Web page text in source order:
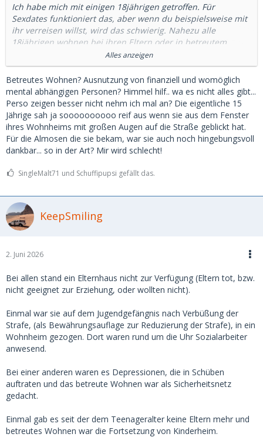
Ich habe mich mit einigen 18jährigen getroffen. Für
Sexdates funktioniert das, aber wenn du beispielsweise mit
ihr verreisen willst, wird das schwierig. Nahezu alle
18jährigen wohnen bei ihren Eltern oder in betreutem
Wohnen. Nur wenige haben Lust ihren Eltern oder dem
Betreuer vom Sugardaddy zu berichten.
Es gibt keine pauschale Regel, aber tendenziell ist eine
Beziehung mit 18jährigen eher schwierig. Auch können sie
kaum den ständigen finanziellen Zufluss rechtfertigen.
Die 18jährige, deren Mutter Sugardating gut findet, die ist
mir noch nicht begegnet.
Ich hatte einige Zeit eine 18jährige gedated.
möglich.
Alles anzeigen
Betreutes Wohnen? Ausnutzung von finanziell und womöglich
mental abhängigen Personen? Himmel hilf.. wa es nicht alles gibt...
Perso zeigen besser nicht nehm ich mal an? Die eigentliche 15
Jährige sah ja soooooooooo reif aus wenn sie aus dem Fenster
ihres Wohnheims mit großen Augen auf die Straße geblickt hat.
Für die Almosen die sie bekam, war sie auch noch hingebungsvoll
dankbar... so in der Art? Mir wird schlecht!
SingleMalt71 und Schuffipupsi gefällt das.
KeepSmiling
2. Juni 2026
Bei allen stand ein Elternhaus nicht zur Verfügung (Eltern tot, bzw.
nicht geeignet zur Erziehung, oder wollten nicht).
Einmal war sie auf dem Jugendgefängnis nach Verbüßung der
Strafe, (als Bewährungsauflage zur Reduzierung der Strafe), in ein
Wohnheim gezogen. Dort waren rund um die Uhr Sozialarbeiter
anwesend.
Bei einer anderen waren es Depressionen, die in Schüben
auftraten und das betreute Wohnen war als Sicherheitsnetz
gedacht.
Einmal gab es seit der dem Teenageralter keine Eltern mehr und
betreutes Wohnen war die Fortsetzung von Kinderheim.